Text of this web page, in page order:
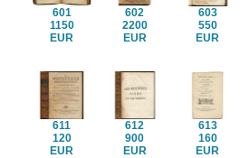
601
1150
EUR
602
2200
EUR
603
550
EUR
611
120
EUR
612
900
EUR
613
160
EUR